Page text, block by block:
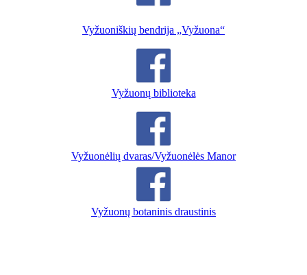
Vyžuoniškių bendrija „Vyžuona“
Vyžuonų biblioteka
Vyžuonėlių dvaras/Vyžuonėlės Manor
Vyžuonų botaninis draustinis